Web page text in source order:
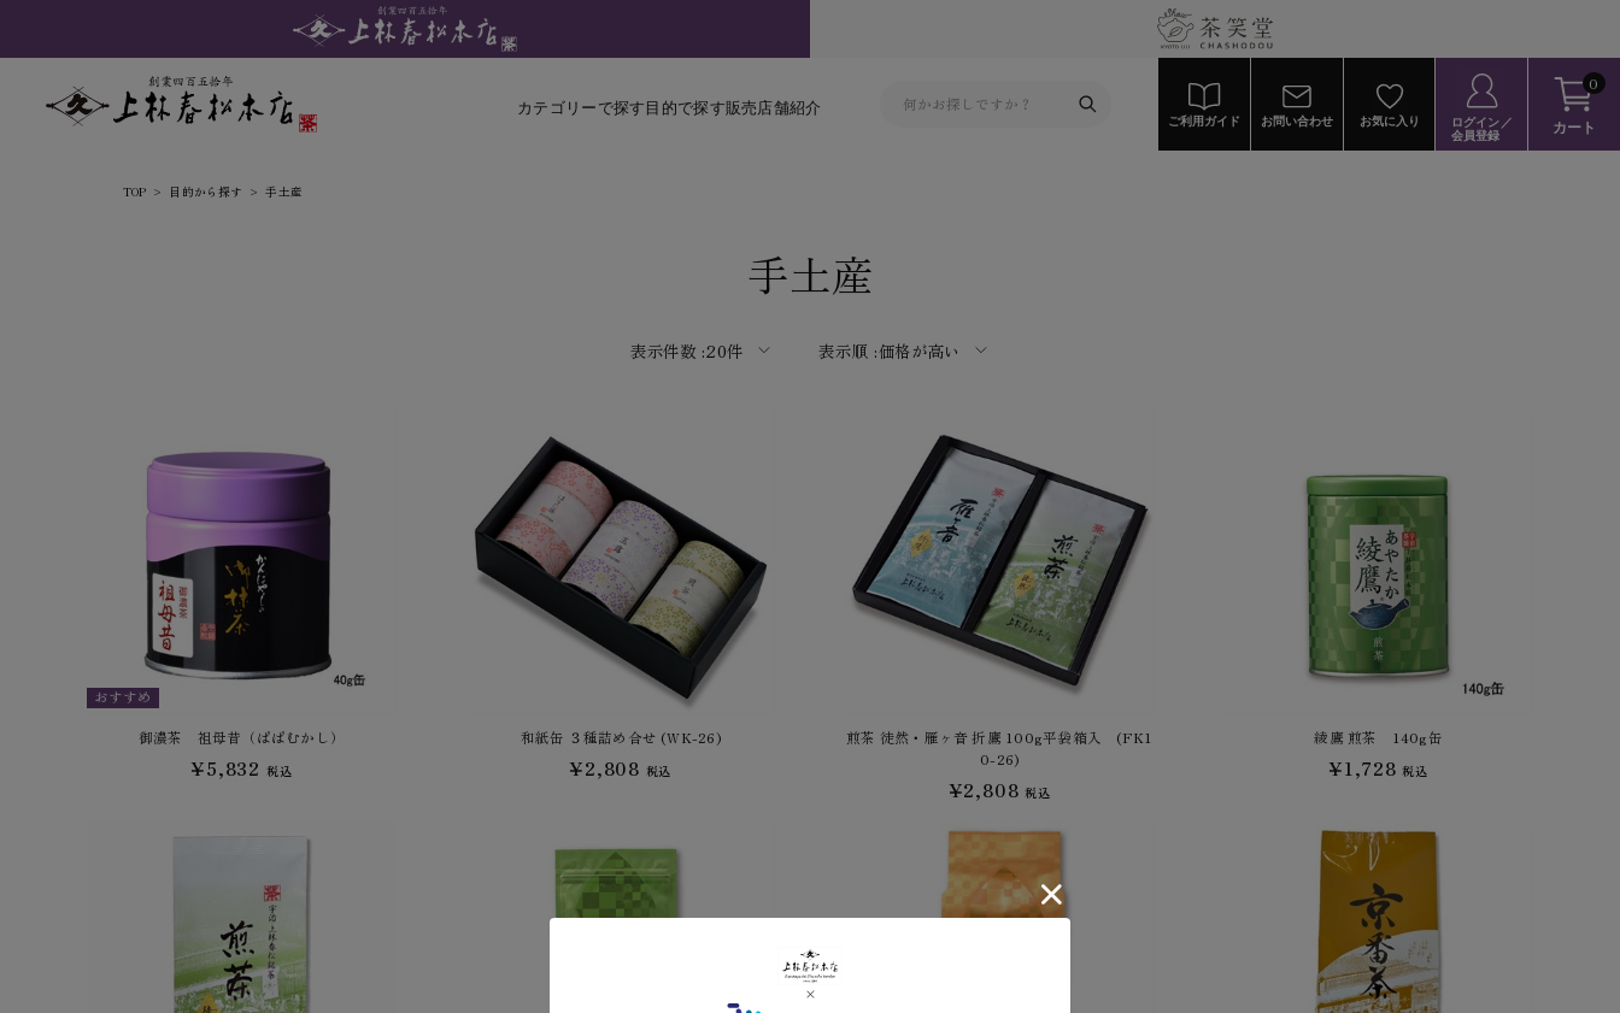
カテゴリーで探す目的で探す販売店舗紹介
ご利用ガイド お問い合わせ お気に入り
ログイン／
会員登録
0
カート
TOP 目的から探す 手土産
手土産
表示件数 :20件 表示順 :価格が高い
おすすめ
御濃茶 祖母昔（ばばむかし）
¥5,832 税込
和紙缶 ３種詰め合せ (WK-26)
¥2,808 税込
煎茶 徒然・雁ヶ音 折鷹 100g平袋箱入 (FK1
0-26)
¥2,808税込
綾鷹 煎茶 140g缶
¥1,728税込